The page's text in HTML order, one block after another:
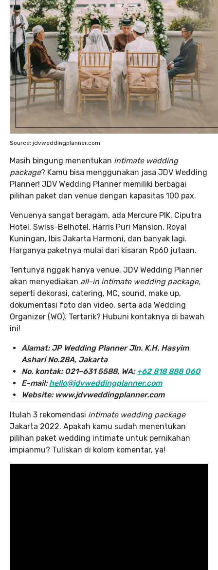
Source: jdvweddingplanner.com
Masih bingung menentukan intimate wedding
package? Kamu bisa menggunakan jasa JDV Wedding
Planner! JDV Wedding Planner memiliki berbagai
pilihan paket dan venue dengan kapasitas 100 pax.
Venuenya sangat beragam, ada Mercure PIK, Ciputra
Hotel, Swiss-Belhotel, Harris Puri Mansion, Royal
Kuningan, Ibis Jakarta Harmoni, dan banyak lagi.
Harganya paketnya mulai dari kisaran Rp60 jutaan.
Tentunya nggak hanya venue, JDV Wedding Planner
akan menyediakan all-in intimate wedding package,
seperti dekorasi, catering, MC, sound, make up,
dokumentasi foto dan video, serta ada Wedding
Organizer (WO). Tertarik? Hubuni kontaknya di bawah
ini!
Alamat: JP Wedding Planner Jln. K.H. Hasyim
Ashari No.28A, Jakarta
No. kontak: 021–631 5588, WA:+62 818 888 060
E-mail:hello@jdvweddingplanner.com
Website: www.jdvweddingplanner.com
Itulah 3 rekomendasi intimate wedding package
Jakarta 2022. Apakah kamu sudah menentukan
pilihan paket wedding intimate untuk pernikahan
impianmu? Tuliskan di kolom komentar, ya!